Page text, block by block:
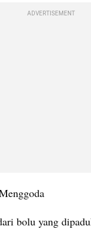
ADVERTISEMENT
bolu yang